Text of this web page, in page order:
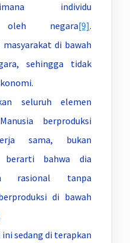
individu
oleh negara[9].
di bawah
sehingga tidak
seluruh elemen
berproduksi
sama, bukan
berarti bahwa dia
rasional tanpa
di bawah
sedang di terapkan